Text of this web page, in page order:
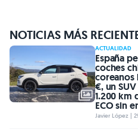
NOTICIAS MÁS
ACTUALIDAD
España
coches
coreanos
€, un
1.200 km
ECO sin
Javier López |